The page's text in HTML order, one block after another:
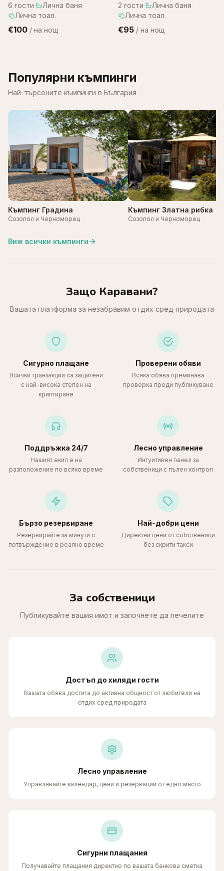
6 гости· Лична баня·
Лична тоал.
€100 / на нощ
2 гости· Лична баня·
Лична тоал.
€95 / на нощ
Популярни къмпинги
Най-търсените къмпинги в България
Къмпинг Градина
Созопол и Черноморец
Къмпинг Златна рибка
Созопол и Черноморец
Виж всички къмпинги
Защо Каравани?
Вашата платформа за незабравим отдих сред природата
Сигурно плащане
Всички транзакции са защитени
с най-висока степен на
криптиране
Проверени обяви
Всяка обява преминава
проверка преди публикуване
Поддръжка 24/7
Нашият екип е на
разположение по всяко време
Лесно управление
Интуитивен панел за
собственици с пълен контрол
Бързо резервиране
Резервирайте за минути с
потвърждение в реално време
Най-добри цени
Директни цени от собственици
без скрити такси
За собственици
Публикувайте вашия имот и започнете да печелите
Достъп до хиляди гости
Вашата обява достига до активна общност от любители на
отдих сред природата
Лесно управление
Управлявайте календар, цени и резервации от едно място
Сигурни плащания
Получавайте плащания директно по вашата банкова сметка